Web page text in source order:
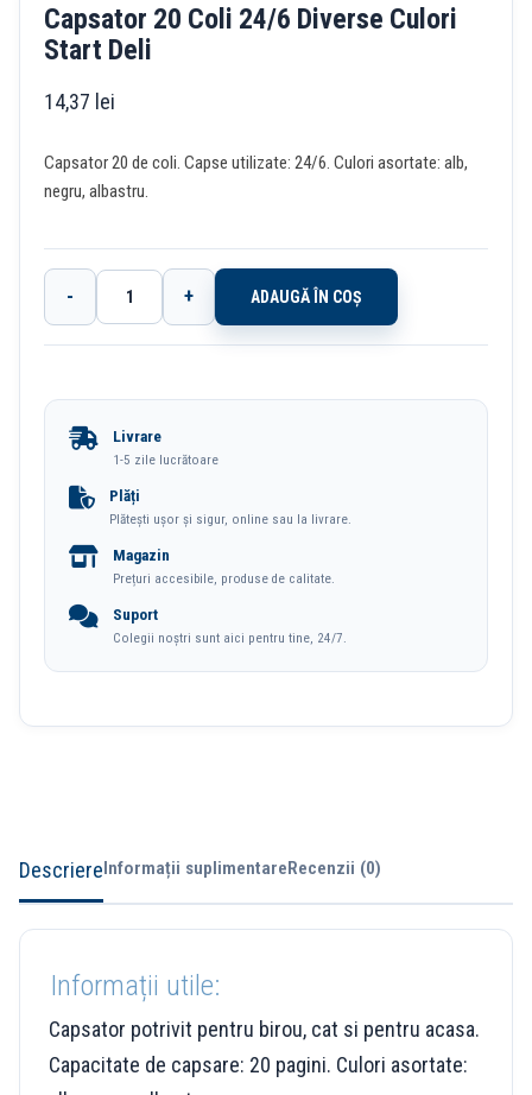
Capsator 20 Coli 24/6 Diverse Culori
Start Deli
14,37 lei
Capsator 20 de coli. Capse utilizate: 24/6. Culori asortate: alb,
negru, albastru.
Cantitate
Capsator
24/6
Diverse
Start
- + ADAUGĂ ÎN COȘ
Livrare
1-5 zile lucrătoare
Plăți
Plătești ușor și sigur, online sau la livrare.
Magazin
Prețuri accesibile, produse de calitate.
Suport
Colegii noștri sunt aici pentru tine, 24/7.
DescriereInformații suplimentareRecenzii (0)
Informații utile:
Capsator potrivit pentru birou, cat si pentru acasa.
Capacitate de capsare: 20 pagini. Culori asortate: